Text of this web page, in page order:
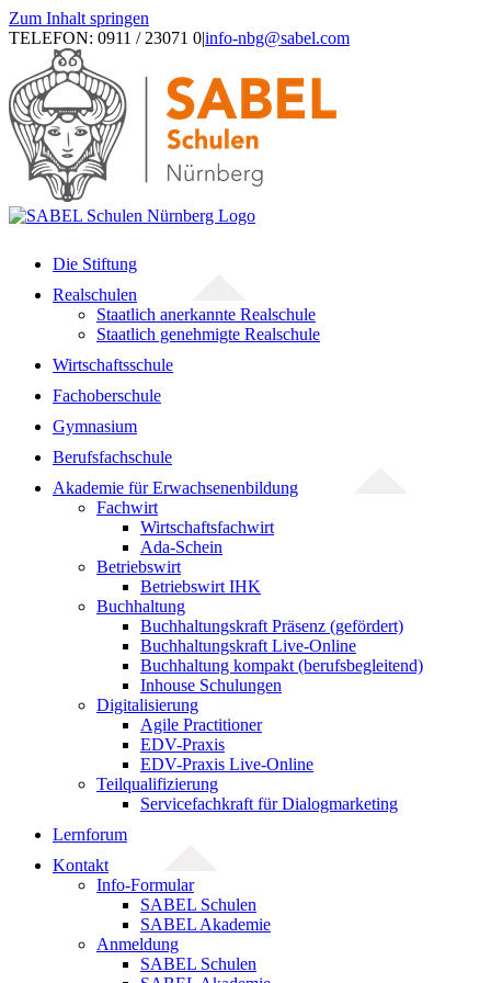
Zum Inhalt springen
TELEFON: 0911 / 23071 0|info-nbg@sabel.com
Die Stiftung
Realschulen
Staatlich anerkannte Realschule
Staatlich genehmigte Realschule
Wirtschaftsschule
Fachoberschule
Gymnasium
Berufsfachschule
Akademie für Erwachsenenbildung
Fachwirt
Wirtschaftsfachwirt
Ada-Schein
Betriebswirt
Betriebswirt IHK
Buchhaltung
Buchhaltungskraft Präsenz (gefördert)
Buchhaltungskraft Live-Online
Buchhaltung kompakt (berufsbegleitend)
Inhouse Schulungen
Digitalisierung
Agile Practitioner
EDV-Praxis
EDV-Praxis Live-Online
Teilqualifizierung
Servicefachkraft für Dialogmarketing
Lernforum
Kontakt
Info-Formular
SABEL Schulen
SABEL Akademie
Anmeldung
SABEL Schulen